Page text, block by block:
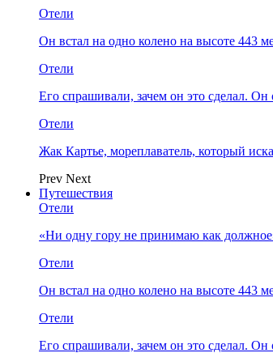
Отели
Он встал на одно колено на высоте 443
Отели
Его спрашивали, зачем он это сделал.
Отели
Жак Картье, мореплаватель, который
Prev Next
Путешествия
Отели
«Ни одну гору не принимаю как
Отели
Он встал на одно колено на высоте 443
Отели
Его спрашивали, зачем он это сделал.